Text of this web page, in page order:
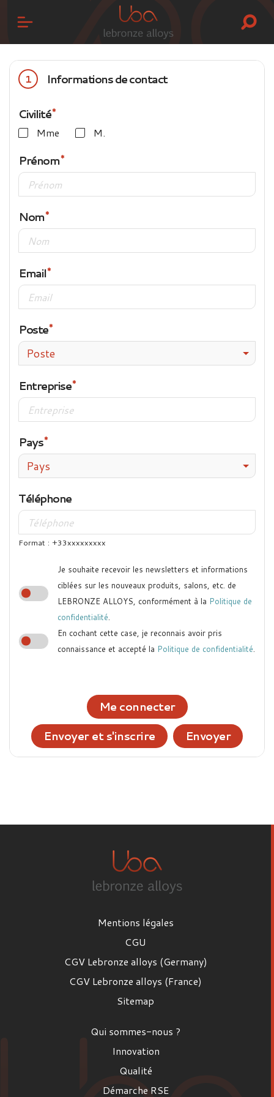
1 Informations de contact
Civilité
Mme M.
Prénom
Nom
Email
Poste
Poste
Entreprise
Pays
Pays
Téléphone
Format : +33xxxxxxxxx
Je souhaite recevoir les newsletters et informations
ciblées sur les nouveaux produits, salons, etc. de
LEBRONZE ALLOYS, conformément à la Politique de
confidentialité.
En cochant cette case, je reconnais avoir pris
connaissance et accepté la Politique de confidentialité.
Me connecter
Envoyer et s'inscrire
Envoyer
Mentions légales
CGU
CGV Lebronze alloys (Germany)
CGV Lebronze alloys (France)
Sitemap
Qui sommes-nous ?
Innovation
Qualité
Démarche RSE